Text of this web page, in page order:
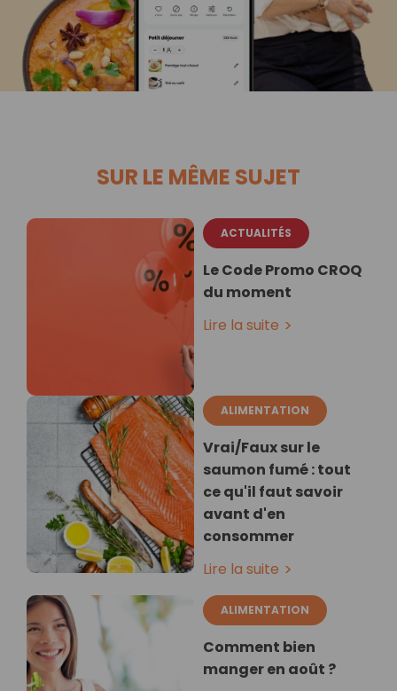
SUR LE MÊME SUJET
ACTUALITÉS
Le Code Promo CROQ
du moment
Lire la suite
ALIMENTATION
Vrai/Faux sur le
saumon fumé : tout
ce qu'il faut savoir
avant d'en
consommer
Lire la suite
ALIMENTATION
Comment bien
manger en août ?